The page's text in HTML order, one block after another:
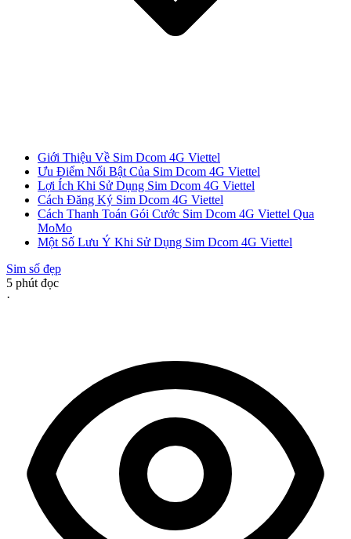
Giới Thiệu Về Sim Dcom 4G Viettel
Ưu Điểm Nổi Bật Của Sim Dcom 4G Viettel
Lợi Ích Khi Sử Dụng Sim Dcom 4G Viettel
Cách Đăng Ký Sim Dcom 4G Viettel
Cách Thanh Toán Gói Cước Sim Dcom 4G Viettel Qua
MoMo
Một Số Lưu Ý Khi Sử Dụng Sim Dcom 4G Viettel
Sim số đẹp
5 phút đọc
·